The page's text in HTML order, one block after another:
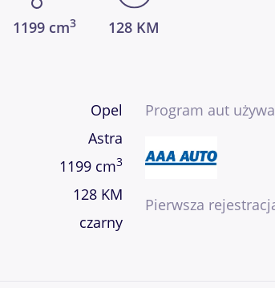
1199 cm3 128 KM
Opel
Astra
1199 cm3
128 KM
czarny
Program aut
Pierwsza